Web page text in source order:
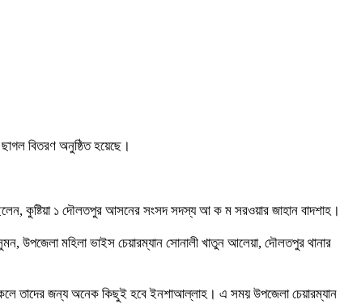
বিতরণ অনুষ্ঠিত হয়েছে।
কুষ্টিয়া ১ দৌলতপুর আসনের সংসদ সদস্য আ ক ম সরওয়ার জাহান বাদশাহ।
উপজেলা মহিলা ভাইস চেয়ারম্যান সোনালী খাতুন আলেয়া, দৌলতপুর থানার
তাদের জন্য অনেক কিছুই হবে ইনশাআল্লাহ। এ সময় উপজেলা চেয়ারম্যান